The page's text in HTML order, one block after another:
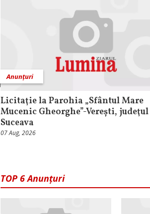
Anunțuri
Licitaţie la Parohia „Sfântul Mare
Mucenic Gheorghe”-Verești, judeţul
Suceava
07 Aug, 2026
TOP 6 Anunțuri